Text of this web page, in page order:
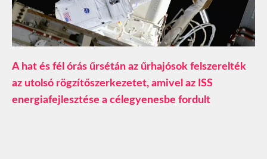
A hat és fél órás űrsétán az űrhajósok felszerelték
az utolsó rögzítőszerkezetet, amivel az ISS
energiafejlesztése a célegyenesbe fordult